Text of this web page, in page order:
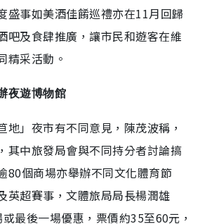
盛事如美酒佳餚巡禮亦在11月回歸
吧及食肆推廣，讓市民和遊客在維
精采活動。
夜遊博物館
地」夜市有不同意見，陳茂波稱，
其中旅發局會與不同持分者討論搞
80個商場亦舉辦不同文化體育節
英超賽事，文體旅局局長楊潤雄
最後一場優惠，票價約35至60元，